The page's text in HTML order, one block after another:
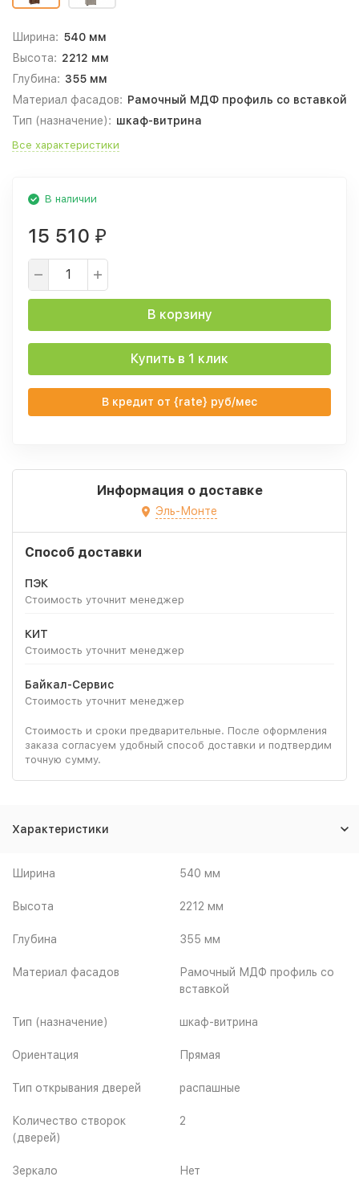
Ширина: 540 мм
Высота: 2212 мм
Глубина: 355 мм
Материал фасадов: Рамочный МДФ профиль со вставкой
Тип (назначение): шкаф-витрина
Все характеристики
В наличии
15 510 ₽
В корзину
Купить в 1 клик
В кредит от {rate} руб/мес
Информация о доставке
Эль-Монте
Способ доставки
ПЭК
Стоимость уточнит менеджер
КИТ
Стоимость уточнит менеджер
Байкал-Сервис
Стоимость уточнит менеджер
Стоимость и сроки предварительные. После оформления
заказа согласуем удобный способ доставки и подтвердим
точную сумму.
Характеристики
Ширина 540 мм
Высота 2212 мм
Глубина 355 мм
Материал фасадов
Рамочный МДФ профиль со
вставкой
Тип (назначение) шкаф-витрина
Ориентация Прямая
Тип открывания дверей распашные
Количество створок
(дверей)
2
Зеркало Нет